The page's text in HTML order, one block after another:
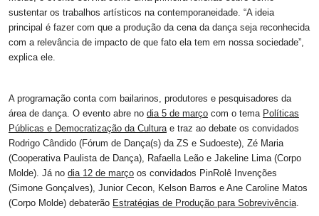
sustentar os trabalhos artísticos na contemporaneidade. “A ideia
principal é fazer com que a produção da cena da dança seja reconhecida
com a relevância de impacto de que fato ela tem em nossa sociedade”,
explica ele.
A programação conta com bailarinos, produtores e pesquisadores da
área de dança. O evento abre no dia 5 de março com o tema Políticas
Públicas e Democratização da Culturae traz ao debate os convidados
Rodrigo Cândido (Fórum de Dança(s) da ZS e Sudoeste), Zé Maria
(Cooperativa Paulista de Dança), Rafaella Leão e Jakeline Lima (Corpo
Molde). Já no dia 12 de março os convidados PinRolê Invenções
(Simone Gonçalves), Junior Cecon, Kelson Barros e Ane Caroline Matos
(Corpo Molde) debaterão Estratégias de Produção para Sobrevivência.